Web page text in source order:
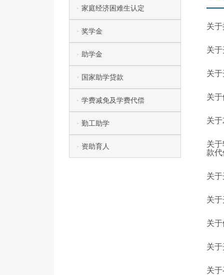
家庭经济困难生认定
奖学金
助学金
国家助学贷款
学费减免及学费代偿
勤工助学
资助育人
关
关
关
关
关
关
款
关
关
关
关
关